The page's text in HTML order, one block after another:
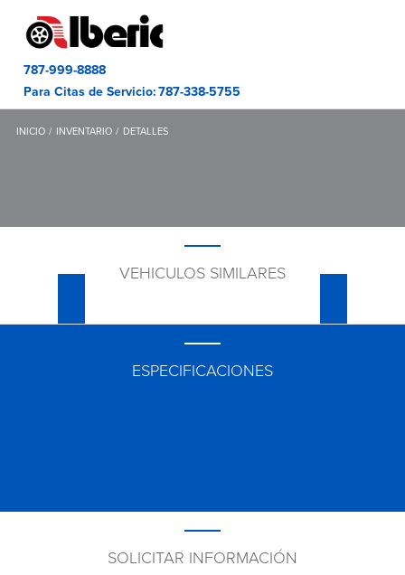
787-999-8888
Para Citas de Servicio:787-338-5755
INICIO INVENTARIO DETALLES
VEHICULOS SIMILARES
ESPECIFICACIONES
SOLICITAR INFORMACIÓN